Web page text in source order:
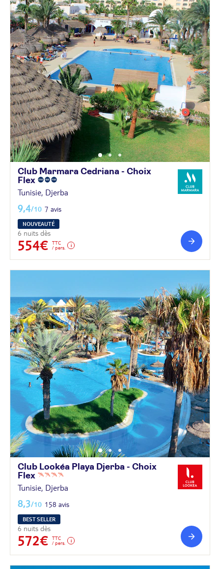
Club Marmara Cedriana - Choix
Flex
Tunisie, Djerba
9,4/10 7 avis
NOUVEAUTÉ
6 nuits dès
554€
TTC
/ pers.
Club Lookéa Playa Djerba - Choix
Flex
Tunisie, Djerba
8,3/10 158 avis
BEST SELLER
6 nuits dès
572€
TTC
/ pers.